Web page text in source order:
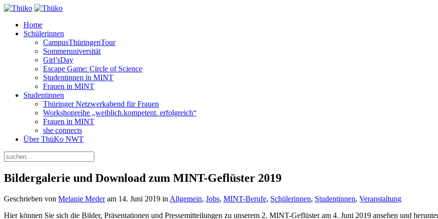
Home
Schülerinnen
CampusThüringenTour
Sommeruniversität
Girl’sDay
Escape Game: Circle of Science
Studentinnen in MINT
Frauen in MINT
Studentinnen
Thüringer Netzwerkabend für Frauen
Workshopreihe „weiblich.kompetent. erfolgreich“
Frauen in MINT
she connects
Über ThüKo NWT
Bildergalerie und Download zum MINT-Geflüster 2019
Geschrieben von Melanie Mederam 14. Juni 2019 in Allgemein, Jobs, MINT-Berufe, Schülerinnen, Studentinnen, Veranstaltung
Hier können Sie sich die Bilder, Präsentationen und Pressemitteilungen zu unserem 2. MINT-Geflüster am 4. Juni 2019 ansehen und